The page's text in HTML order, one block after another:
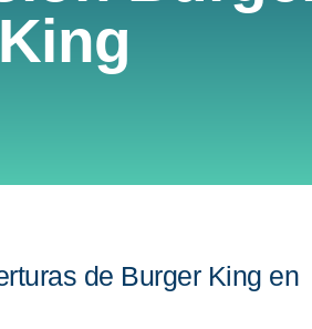
King
de Burger King en